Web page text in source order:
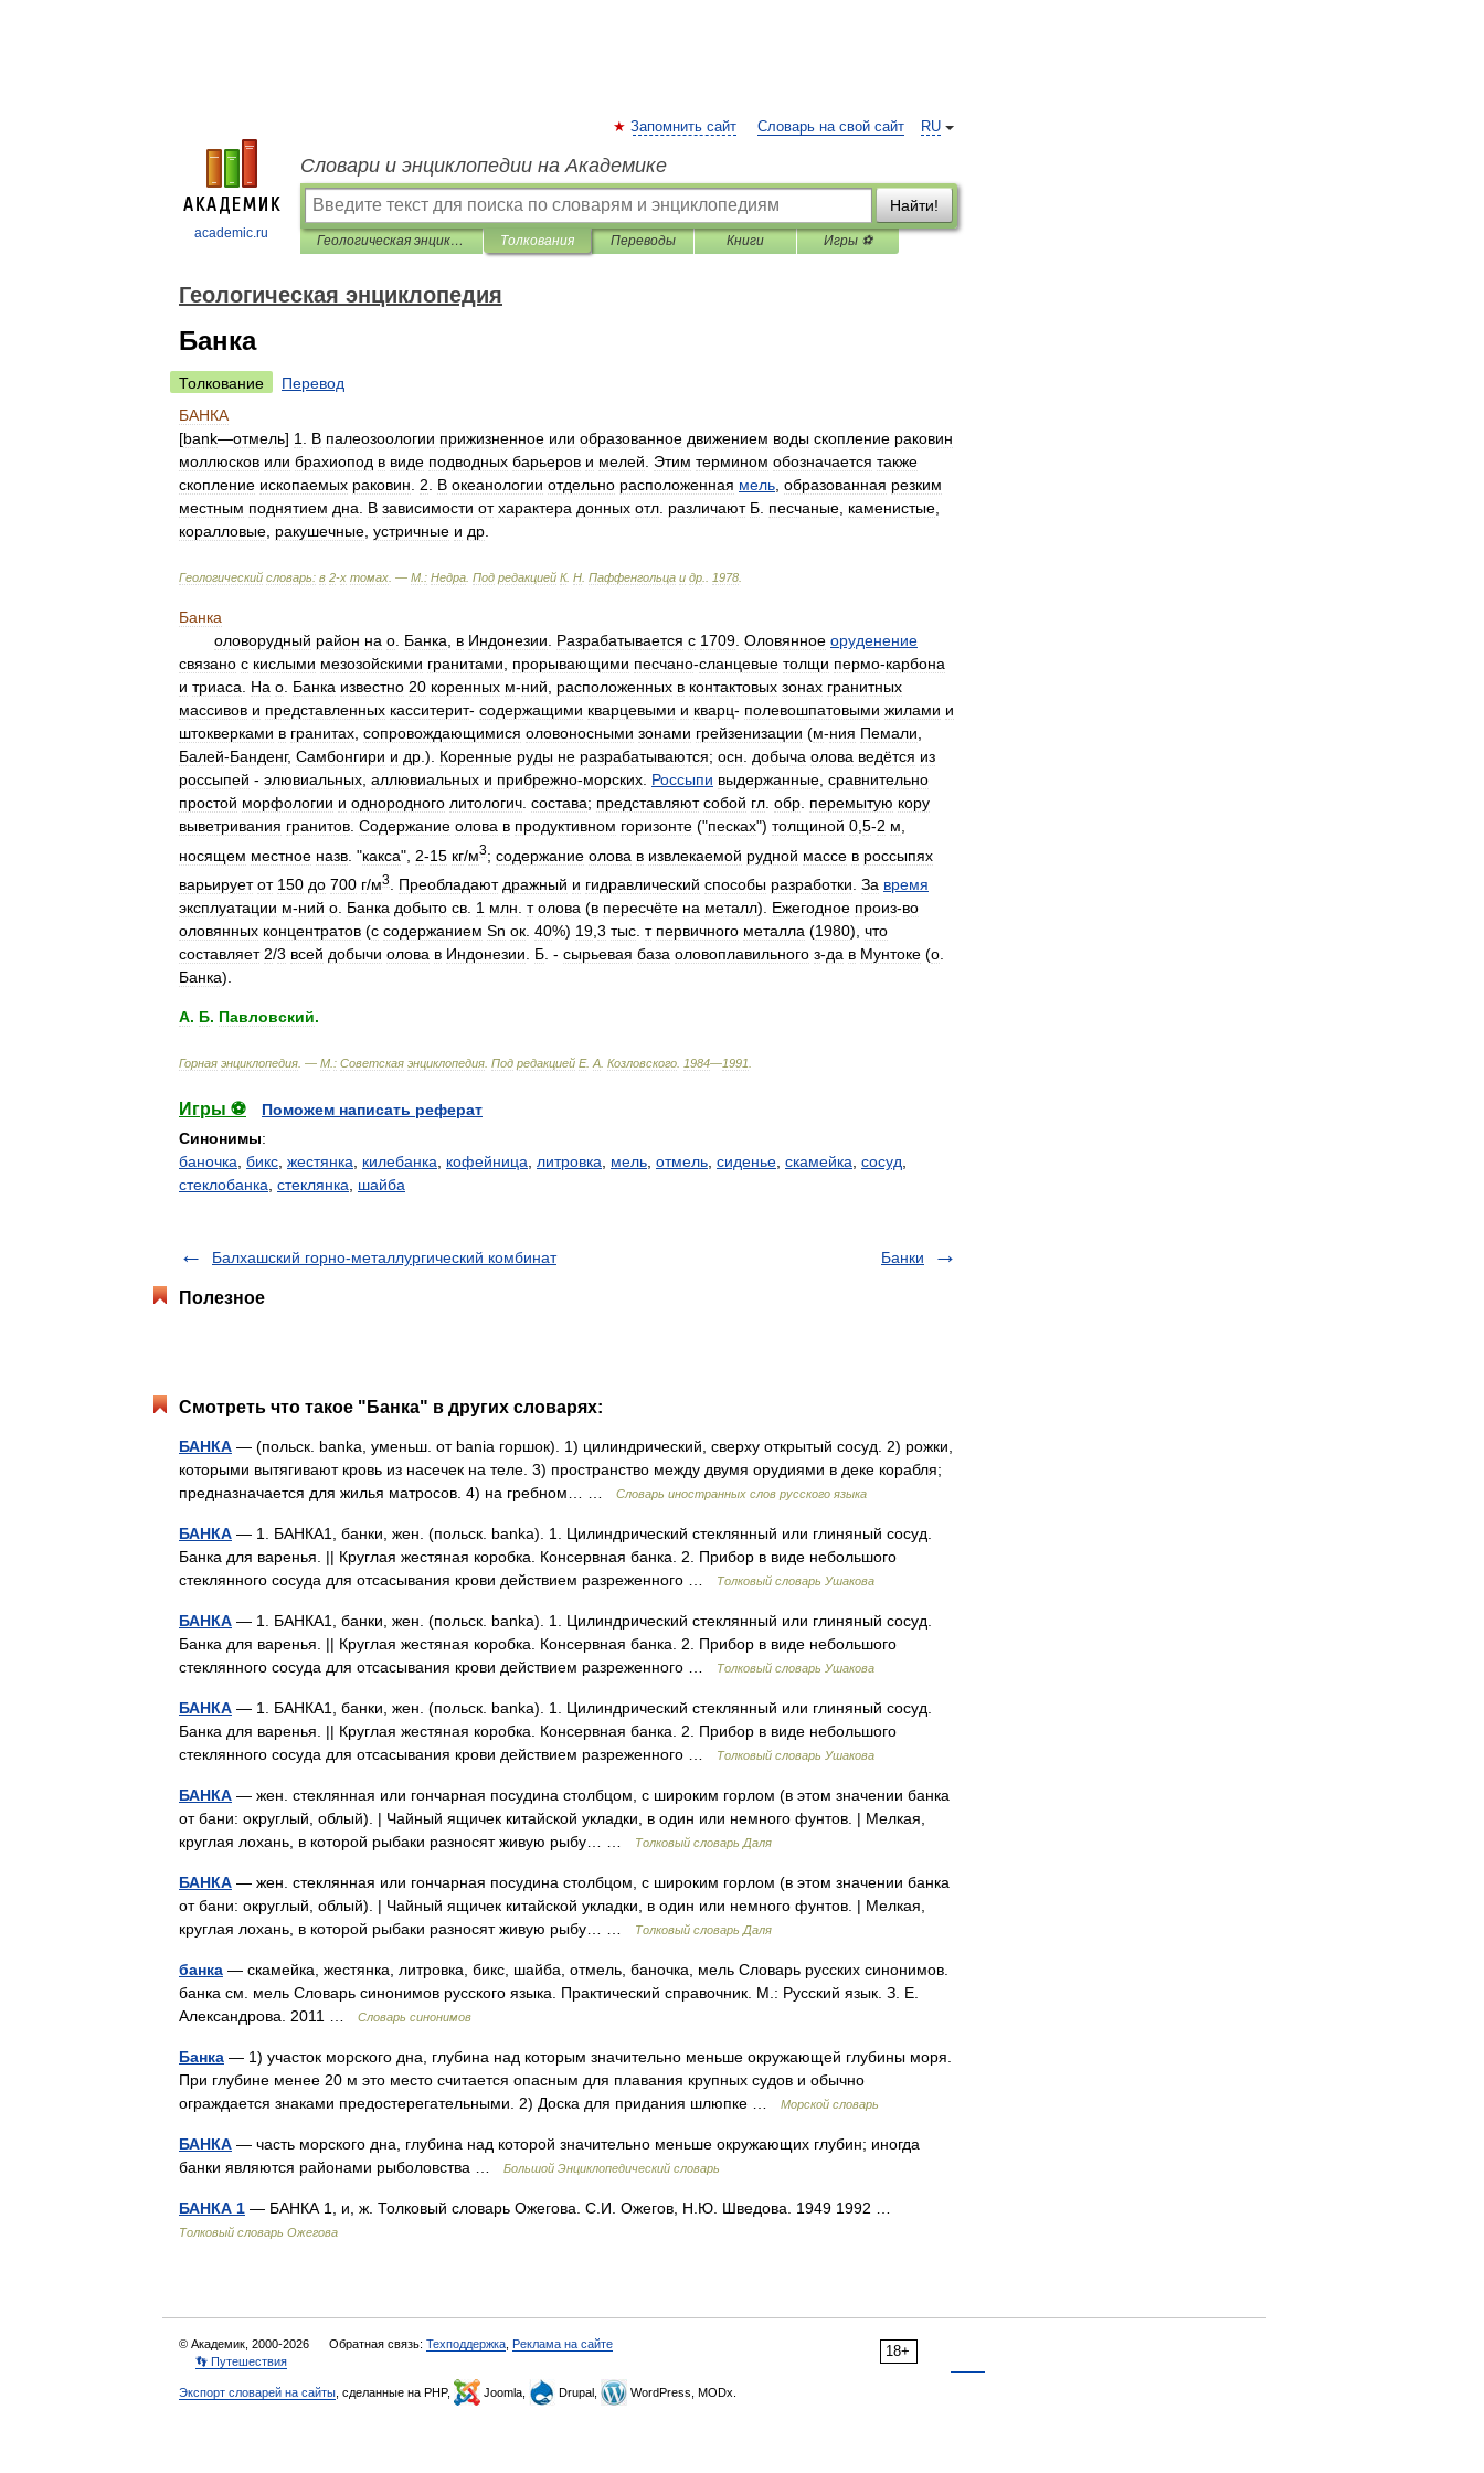
academic.ru
RU
Запомнить сайт Словарь на свой сайт
Словари и энциклопедии на Академике
Найти!
Геологическая энциклопедия Толкования Переводы Книги Игры ⚽
Геологическая энциклопедия
Банка
Толкование
Перевод
БАНКА
[bank—отмель] 1 В палеозоологии прижизненное или образованное движением воды скопление раковин
моллюсков или брахиопод в виде подводных барьеров и мелей Этим термином обозначается также
скопление ископаемых раковин 2 В океанологии отдельно расположенная мель образованная резким
местным поднятием дна В зависимости от характера донных отл различают Б песчаные каменистые
коралловые ракушечные устричные и др
Геологический словарь: в 2-х томах . — М : Недра Под редакцией К. Н Паффенгольца и др 1978
Банка
оловорудный район на о Банка в Индонезии Разрабатывается с 1709 Оловянное оруденение
связано с кислыми мезозойскими гранитами прорывающими песчано-сланцевые толщи пермо-карбона
и триаса На о Банка известно 20 коренных м-ний расположенных в контактовых зонах гранитных
массивов и представленных касситерит- содержащими кварцевыми и кварц- полевошпатовыми жилами и
штокверками в гранитах сопровождающимися оловоносными зонами грейзенизации (м-ния Пемали
Балей-Банденг, Самбонгири и др .). Коренные руды не разрабатываются; осн добыча олова ведётся из
россыпей - элювиальных аллювиальных и прибрежно-морских Россыпи выдержанные сравнительно
простой морфологии и однородного литологич состава; представляют собой гл обр перемытую кору
выветривания гранитов Содержание олова в продуктивном горизонте ("песках") толщиной 0 5-2 м
носящем местное назв . "какса", 2-15 кг/м3; содержание олова в извлекаемой рудной массе в россыпях
варьирует от 150 до 700 г/м3. Преобладают дражный и гидравлический способы разработки. За время
эксплуатации м-ний о. Банка добыто св. 1 млн. т олова (в пересчёте на металл). Ежегодное произ-во
оловянных концентратов (с содержанием Sn ок. 40%) 19,3 тыс. т первичного металла (1980), что
составляет 2/3 всей добычи олова в Индонезии. Б. - сырьевая база оловоплавильного з-да в Мунтоке (о.
Банка).
А. Б. Павловский.
Горная энциклопедия . — М : Советская энциклопедия Под редакцией Е. А Козловского 1984—1991
Игры ⚽
Поможем написать реферат
Синонимы:
баночка, бикс, жестянка, килебанка, кофейница, литровка, мель, отмель, сиденье, скамейка, сосуд,
стеклобанка, стеклянка, шайба
Балхашский горно-металлургический комбинат Банки
Полезное
Смотреть что такое "Банка" в других словарях:
БАНКА — (польск. banka, уменьш. от bania горшок). 1) цилиндрический, сверху открытый сосуд. 2) рожки,
которыми вытягивают кровь из насечек на теле. 3) пространство между двумя орудиями в деке корабля;
предназначается для жилья матросов. 4) на гребном… …
Словарь иностранных слов русского языка
БАНКА — 1. БАНКА1, банки, жен. (польск. banka). 1. Цилиндрический стеклянный или глиняный сосуд.
Банка для варенья. || Круглая жестяная коробка. Консервная банка. 2. Прибор в виде небольшого
стеклянного сосуда для отсасывания крови действием разреженного …
Толковый словарь Ушакова
БАНКА — 1. БАНКА1, банки, жен. (польск. banka). 1. Цилиндрический стеклянный или глиняный сосуд.
Банка для варенья. || Круглая жестяная коробка. Консервная банка. 2. Прибор в виде небольшого
стеклянного сосуда для отсасывания крови действием разреженного …
Толковый словарь Ушакова
БАНКА — 1. БАНКА1, банки, жен. (польск. banka). 1. Цилиндрический стеклянный или глиняный сосуд.
Банка для варенья. || Круглая жестяная коробка. Консервная банка. 2. Прибор в виде небольшого
стеклянного сосуда для отсасывания крови действием разреженного …
Толковый словарь Ушакова
БАНКА — жен. стеклянная или гончарная посудина столбцом, с широким горлом (в этом значении банка
от бани: округлый, облый). | Чайный ящичек китайской укладки, в один или немного фунтов. | Мелкая,
круглая лохань, в которой рыбаки разносят живую рыбу… …
Толковый словарь Даля
БАНКА — жен. стеклянная или гончарная посудина столбцом, с широким горлом (в этом значении банка
от бани: округлый, облый). | Чайный ящичек китайской укладки, в один или немного фунтов. | Мелкая,
круглая лохань, в которой рыбаки разносят живую рыбу… …
Толковый словарь Даля
банка — скамейка, жестянка, литровка, бикс, шайба, отмель, баночка, мель Словарь русских синонимов.
банка см. мель Словарь синонимов русского языка. Практический справочник. М.: Русский язык. З. Е.
Александрова. 2011 …
Словарь синонимов
Банка — 1) участок морского дна, глубина над которым значительно меньше окружающей глубины моря.
При глубине менее 20 м это место считается опасным для плавания крупных судов и обычно
ограждается знаками предостерегательными. 2) Доска для придания шлюпке …
Морской словарь
БАНКА — часть морского дна, глубина над которой значительно меньше окружающих глубин; иногда
банки являются районами рыболовства …
Большой Энциклопедический словарь
БАНКА 1 — БАНКА 1, и, ж. Толковый словарь Ожегова. С.И. Ожегов, Н.Ю. Шведова. 1949 1992 …
Толковый словарь Ожегова
18+
© Академик, 2000-2026 Обратная связь: Техподдержка
Реклама на сайте
👣 Путешествия
Экспорт словарей на сайты , сделанные на PHP, Joomla, Drupal, WordPress, MODx.